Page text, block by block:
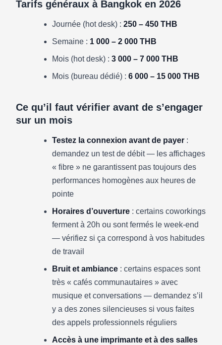
Tarifs généraux à Bangkok en 2026
Journée (hot desk) : 250 – 450 THB
Semaine : 1 000 – 2 000 THB
Mois (hot desk) : 3 000 – 7 000 THB
Mois (bureau dédié) : 6 000 – 15 000 THB
Ce qu’il faut vérifier avant de s’engager
sur un mois
Testez la connexion avant de payer :
demandez un test de débit — les affichages
« fibre » ne garantissent pas toujours des
performances homogènes aux heures de
pointe
Horaires d’ouverture : certains coworkings
ferment à 20h ou sont fermés le week-end
— vérifiez si ça correspond à vos habitudes
de travail
Bruit et ambiance : certains espaces sont
très « cafés communautaires » avec
musique et conversations — demandez s’il
y a des zones silencieuses si vous faites
des appels professionnels réguliers
Accès à une imprimante et à des salles